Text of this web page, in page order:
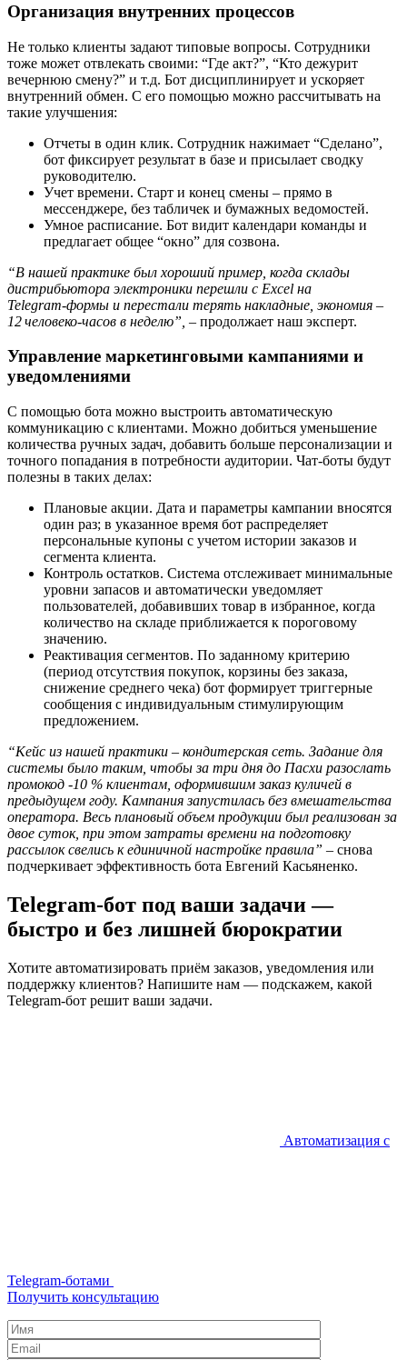
Организация внутренних процессов
Не только клиенты задают типовые вопросы. Сотрудники
тоже может отвлекать своими: “Где акт?”, “Кто дежурит
вечернюю смену?” и т.д. Бот дисциплинирует и ускоряет
внутренний обмен. С его помощью можно рассчитывать на
такие улучшения:
Отчеты в один клик. Сотрудник нажимает “Сделано”,
бот фиксирует результат в базе и присылает сводку
руководителю.
Учет времени. Старт и конец смены – прямо в
мессенджере, без табличек и бумажных ведомостей.
Умное расписание. Бот видит календари команды и
предлагает общее “окно” для созвона.
“В нашей практике был хороший пример, когда склады
дистрибьютора электроники перешли с Excel на
Telegram‑формы и перестали терять накладные, экономия –
12 человеко‑часов в неделю”, – продолжает наш эксперт.
Управление маркетинговыми кампаниями и
уведомлениями
С помощью бота можно выстроить автоматическую
коммуникацию с клиентами. Можно добиться уменьшение
количества ручных задач, добавить больше персонализации и
точного попадания в потребности аудитории. Чат-боты будут
полезны в таких делах:
Плановые акции. Дата и параметры кампании вносятся
один раз; в указанное время бот распределяет
персональные купоны с учетом истории заказов и
сегмента клиента.
Контроль остатков. Система отслеживает минимальные
уровни запасов и автоматически уведомляет
пользователей, добавивших товар в избранное, когда
количество на складе приближается к пороговому
значению.
Реактивация сегментов. По заданному критерию
(период отсутствия покупок, корзины без заказа,
снижение среднего чека) бот формирует триггерные
сообщения с индивидуальным стимулирующим
предложением.
“Кейс из нашей практики – кондитерская сеть. Задание для
системы было таким, чтобы за три дня до Пасхи разослать
промокод -10 % клиентам, оформившим заказ куличей в
предыдущем году. Кампания запустилась без вмешательства
оператора. Весь плановый объем продукции был реализован за
двое суток, при этом затраты времени на подготовку
рассылок свелись к единичной настройке правила” – снова
подчеркивает эффективность бота Евгений Касьяненко.
Telegram-бот под ваши задачи —
быстро и без лишней бюрократии
Хотите автоматизировать приём заказов, уведомления или
поддержку клиентов? Напишите нам — подскажем, какой
Telegram-бот решит ваши задачи.
Автоматизация с
Telegram-ботами
Получить консультацию